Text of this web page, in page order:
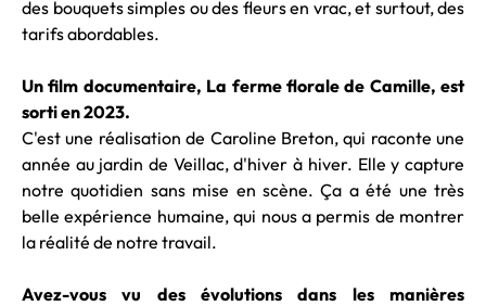
des bouquets simples ou des fleurs en vrac, et surtout, des
tarifs abordables.
Un film documentaire, La ferme florale de Camille, est
sorti en 2023.
C'est une réalisation de Caroline Breton, qui raconte une
année au jardin de Veillac, d'hiver à hiver. Elle y capture
notre quotidien sans mise en scène. Ça a été une très
belle expérience humaine, qui nous a permis de montrer
la réalité de notre travail.
Avez-vous vu des évolutions dans les manières